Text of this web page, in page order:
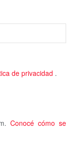
de privacidad .
Conocé cómo se